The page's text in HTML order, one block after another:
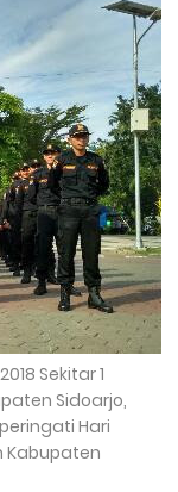
Sekitar 1
Sidoarjo,
Hari
Kabupaten